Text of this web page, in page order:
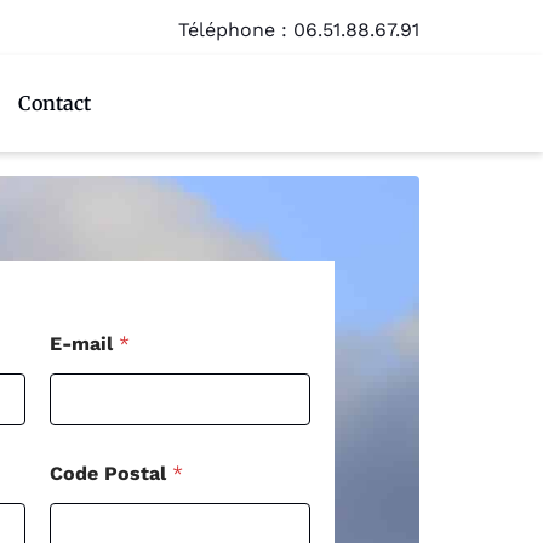
Téléphone : 06.51.88.67.91
Contact
E-mail *
Code Postal *